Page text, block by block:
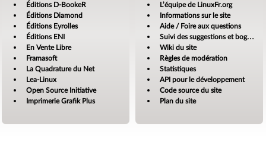
Éditions D-BookeR
Éditions Diamond
Éditions Eyrolles
Éditions ENI
En Vente Libre
Framasoft
La Quadrature du Net
Lea-Linux
Open Source Initiative
Imprimerie Grafik Plus
L’équipe de LinuxFr.org
Informations sur le site
Aide / Foire aux questions
Suivi des suggestions et bogues
Wiki du site
Règles de modération
Statistiques
API pour le développement
Code source du site
Plan du site